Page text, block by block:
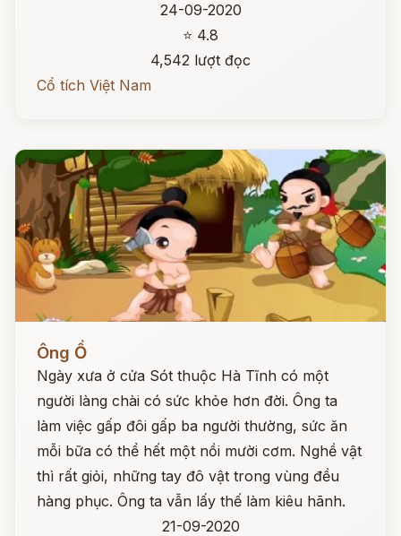
24-09-2020
⭐ 4.8
4,542 lượt đọc
Cổ tích Việt Nam
Đọc ngay
Ông Ồ
Ngày xưa ở cửa Sót thuộc Hà Tĩnh có một
người làng chài có sức khỏe hơn đời. Ông ta
làm việc gấp đôi gấp ba người thường, sức ăn
mỗi bữa có thể hết một nồi mười cơm. Nghề vật
thì rất giỏi, những tay đô vật trong vùng đều
hàng phục. Ông ta vẫn lấy thế làm kiêu hãnh.
21-09-2020